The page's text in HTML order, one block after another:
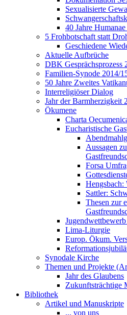
Sexualisierte
40 Jahre
5 Frohbotschaft statt
Geschiedene
Aktuelle Aufbrüche
DBK Gesprächsprozess
Familien-Synode 2014/
50 Jahre Zweites
Interreligiöser Dialog
Jahr der Barmherzigkeit
Ökumene
Charta
Eucharistische
Aussagen
Forsa
Hengsbach:
Sattler:
Thesen zur
Lima-Liturgie
Europ. Ökum.
Synodale Kirche
Themen und Projekte
Jahr des Glaubens
Zukunftsträchtige
Bibliothek
Artikel und Manuskripte
... von uns